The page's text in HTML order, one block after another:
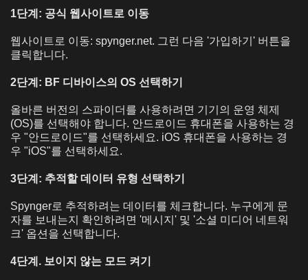
1단계: 공식 웹사이트로 이동
웹사이트로 이동: spynger.net. 그런 다음 '가입하기' 버튼을
클릭합니다.
2단계: BF 디바이스의 OS 선택하기
올바른 버전의 스파이더를 사용하려면 기기의 운영 체제
(OS)를 선택해야 합니다. 안드로이드 휴대폰을 사용하는 경
우 "안드로이드"를 선택하세요. iOS 휴대폰을 사용하는 경
우 "iOS"를 선택하세요.
3단계: 추적할 데이터 유형 선택하기
Spynger로 추적하려는 데이터를 체크합니다. 누구에게 문
자를 보내는지 확인하려면 '메시지' 및 '소셜 미디어 네트워
크' 옵션을 선택합니다.
4단계. 보이지 않는 모드 켜기